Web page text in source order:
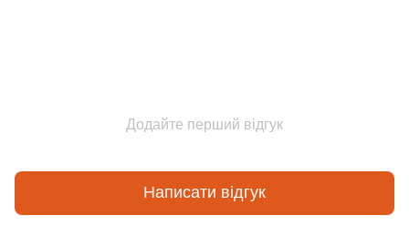
Додайте перший відгук
Написати відгук